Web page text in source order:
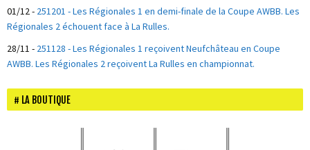
01/12- 251201 - Les Régionales 1 en demi-finale de la Coupe AWBB. Les
Régionales 2 échouent face à La Rulles.
28/11 - 251128 - Les Régionales 1 reçoivent Neufchâteau en Coupe
AWBB. Les Régionales 2 reçoivent La Rulles en championnat.
LA BOUTIQUE